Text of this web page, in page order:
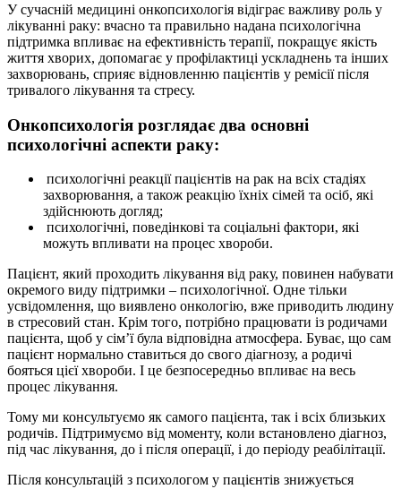
У сучасній медицині онкопсихологія відіграє важливу роль у
лікуванні раку: вчасно та правильно надана психологічна
підтримка впливає на ефективність терапії, покращує якість
життя хворих, допомагає у профілактиці ускладнень та інших
захворювань, сприяє відновленню пацієнтів у ремісії після
тривалого лікування та стресу.
Онкопсихологія розглядає два основні
психологічні аспекти раку:
психологічні реакції пацієнтів на рак на всіх стадіях
захворювання, а також реакцію їхніх сімей та осіб, які
здійснюють догляд;
психологічні, поведінкові та соціальні фактори, які
можуть впливати на процес хвороби.
Пацієнт, який проходить лікування від раку, повинен набувати
окремого виду підтримки – психологічної. Одне тільки
усвідомлення, що виявлено онкологію, вже приводить людину
в стресовий стан. Крім того, потрібно працювати із родичами
пацієнта, щоб у сім’ї була відповідна атмосфера. Буває, що сам
пацієнт нормально ставиться до свого діагнозу, а родичі
бояться цієї хвороби. І це безпосередньо впливає на весь
процес лікування.
Тому ми консультуємо як самого пацієнта, так і всіх близьких
родичів. Підтримуємо від моменту, коли встановлено діагноз,
під час лікування, до і після операції, і до періоду реабілітації.
Після консультацій з психологом у пацієнтів знижується